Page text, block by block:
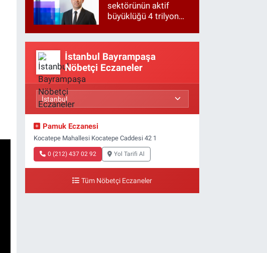
sektörünün aktif
büyüklüğü 4 trilyon
İstanbul Bayrampaşa
Nöbetçi Eczaneler
Pamuk Eczanesi
Kocatepe Mahallesi Kocatepe Caddesi 42 1
0 (212) 437 02 92 Yol Tarifi Al
Tüm Nöbetçi Eczaneler